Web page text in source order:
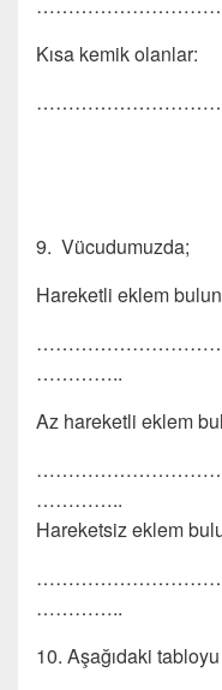
Kısa kemik olanlar:
9. Vücudumuzda;
Hareketli eklem
…………..
Az hareketli eklem
…………..
Hareketsiz eklem
…………..
10. Aşağıdaki